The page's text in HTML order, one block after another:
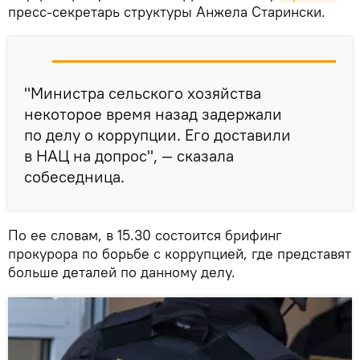
пресс-секретарь структуры Анжела Старински.
"Министра сельского хозяйства
некоторое время назад задержали
по делу о коррупции. Его доставили
в НАЦ на допрос", — сказала
собеседница.
По ее словам, в 15.30 состоится брифинг
прокурора по борьбе с коррупцией, где представят
больше деталей по данному делу.